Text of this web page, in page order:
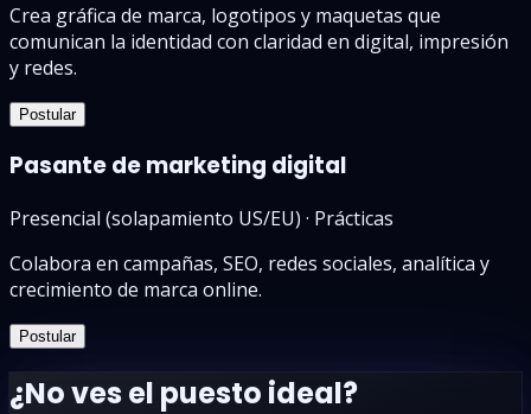
Crea gráfica de marca, logotipos y maquetas que
comunican la identidad con claridad en digital, impresión
y redes.
Postular
Pasante de marketing digital
Presencial (solapamiento US/EU) · Prácticas
Colabora en campañas, SEO, redes sociales, analítica y
crecimiento de marca online.
Postular
¿No ves el puesto ideal?